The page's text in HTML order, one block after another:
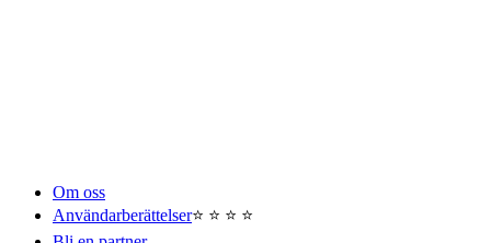
Om oss
Användarberättelser⭐️ ⭐️ ⭐️ ⭐️